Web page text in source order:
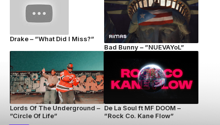
Drake – ”What Did I Miss?”
Bad Bunny – ”NUEVAYoL”
Lords Of The Underground –
”Circle Of Life”
De La Soul ft MF DOOM –
”Rock Co. Kane Flow”